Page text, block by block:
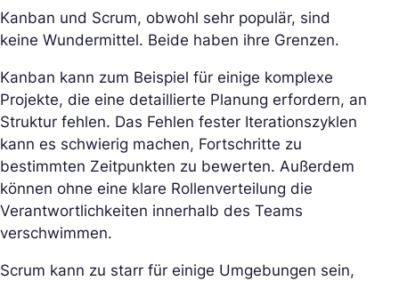
Kanban und Scrum, obwohl sehr populär, sind
keine Wundermittel. Beide haben ihre Grenzen.
Kanban kann zum Beispiel für einige komplexe
Projekte, die eine detaillierte Planung erfordern, an
Struktur fehlen. Das Fehlen fester Iterationszyklen
kann es schwierig machen, Fortschritte zu
bestimmten Zeitpunkten zu bewerten. Außerdem
können ohne eine klare Rollenverteilung die
Verantwortlichkeiten innerhalb des Teams
verschwimmen.
Scrum kann zu starr für einige Umgebungen sein,